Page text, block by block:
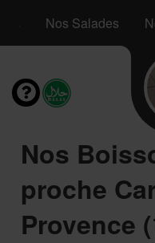
Nos Salades
Nos
proche
Provence